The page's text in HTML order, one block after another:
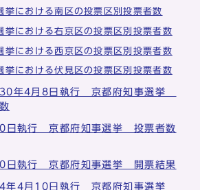
挙における南区の投票区別投票者数
挙における右京区の投票区別投票者数
挙における西京区の投票区別投票者数
挙における伏見区の投票区別投票者数
30年4月8日執行 京都府知事選挙
日執行 京都府知事選挙 投票者数
日執行 京都府知事選挙 開票結果
4年4月10日執行 京都府知事選挙